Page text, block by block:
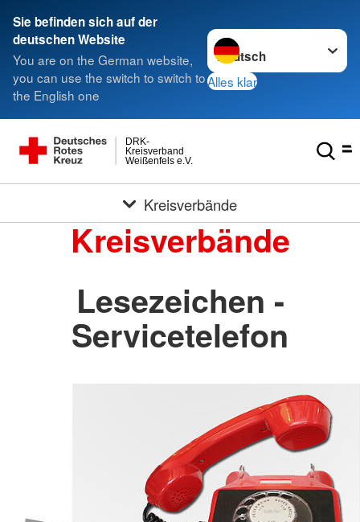
Sie befinden sich auf der
deutschen Website
You are on the German website,
you can use the switch to switch to
the English one
Sprache wechseln zu
Alles klar
Weißenfels e.V.
Kreisverband
DRK-
Kreisverbände
Kreisverbände
Lesezeichen -
Servicetelefon